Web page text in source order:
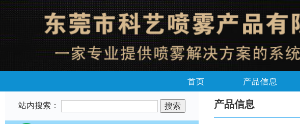
首页 产品信息
站内搜索： 产品信息